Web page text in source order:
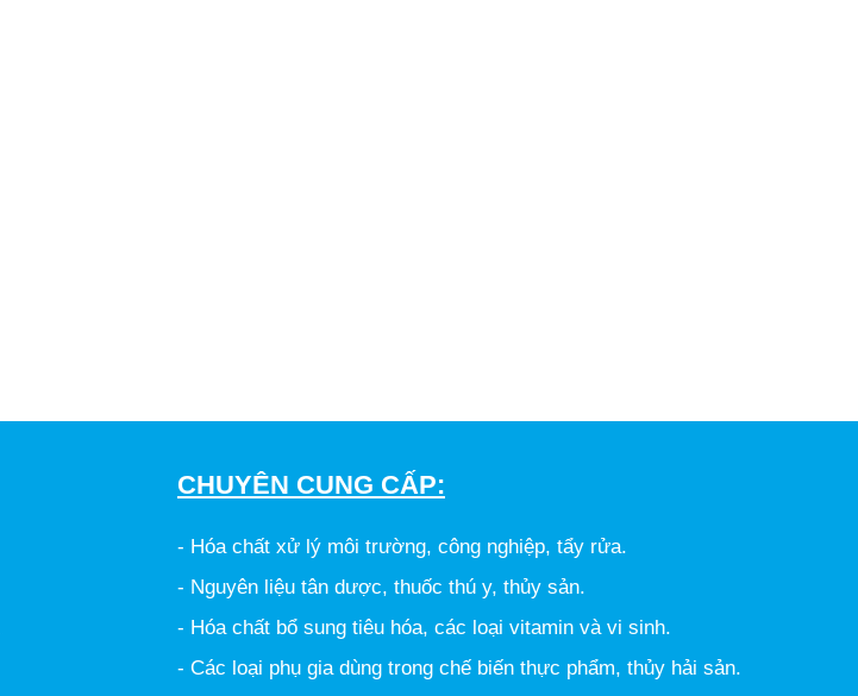
CHUYÊN CUNG CẤP:
- Hóa chất xử lý môi trường, công nghiệp, tẩy rửa.
- Nguyên liệu tân dược, thuốc thú y, thủy sản.
- Hóa chất bổ sung tiêu hóa, các loại vitamin và vi sinh.
- Các loại phụ gia dùng trong chế biến thực phẩm, thủy hải sản.